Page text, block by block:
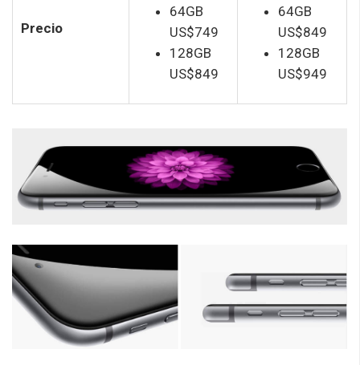
Precio
64GB
US$749
128GB
US$849
64GB
US$849
128GB
US$949